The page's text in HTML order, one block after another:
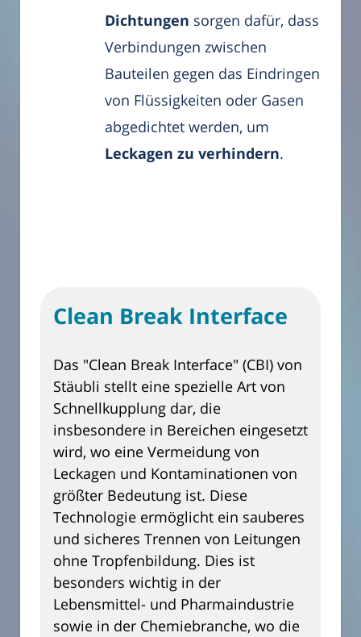
Dichtungen sorgen dafür, dass
Verbindungen zwischen
Bauteilen gegen das Eindringen
von Flüssigkeiten oder Gasen
abgedichtet werden, um
Leckagen zu verhindern.
Clean Break Interface
Das "Clean Break Interface" (CBI) von
Stäubli stellt eine spezielle Art von
Schnellkupplung dar, die
insbesondere in Bereichen eingesetzt
wird, wo eine Vermeidung von
Leckagen und Kontaminationen von
größter Bedeutung ist. Diese
Technologie ermöglicht ein sauberes
und sicheres Trennen von Leitungen
ohne Tropfenbildung. Dies ist
besonders wichtig in der
Lebensmittel- und Pharmaindustrie
sowie in der Chemiebranche, wo die